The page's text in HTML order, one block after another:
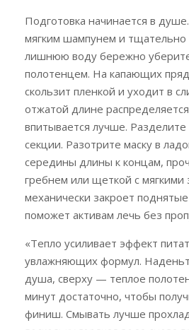
Подготовка начинается в
мягким шампунем и тщательно
лишнюю воду бережно
полотенцем. На капающих
скользит пленкой и уходит в
отжатой длине
впитывается лучше.
секции. Разотрите маску в
середины длины к концам,
гребнем или щеткой с мягкими
механически закроет
поможет активам лечь без
«Тепло усиливает эффект
увлажняющих формул.
душа, сверху — теплое
минут достаточно, чтобы
финиш. Смывать лучше